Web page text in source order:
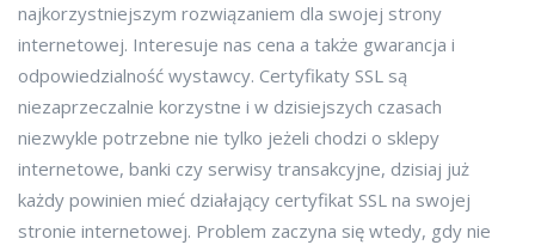
najkorzystniejszym rozwiązaniem dla swojej strony
internetowej. Interesuje nas cena a także gwarancja i
odpowiedzialność wystawcy. Certyfikaty SSL są
niezaprzeczalnie korzystne i w dzisiejszych czasach
niezwykle potrzebne nie tylko jeżeli chodzi o sklepy
internetowe, banki czy serwisy transakcyjne, dzisiaj już
każdy powinien mieć działający certyfikat SSL na swojej
stronie internetowej. Problem zaczyna się wtedy, gdy nie